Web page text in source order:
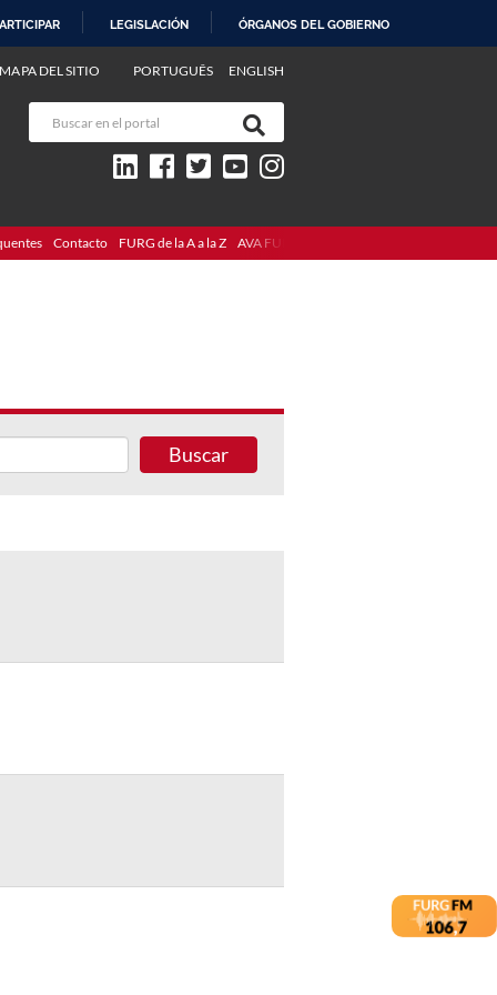
LEGISLACIÓN ÓRGANOS DEL GOBIERNO
PORTUGUÊS ENGLISH
MAPA DEL SITIO
Contacto FURG de la A a la Z AVA FURG
Buscar